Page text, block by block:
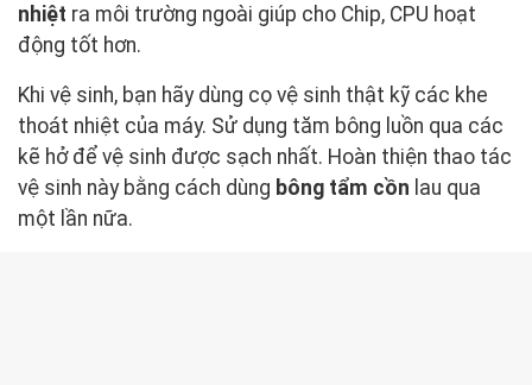
nhiệt ra môi trường ngoài giúp cho Chip, CPU hoạt
động tốt hơn.
Khi vệ sinh, bạn hãy dùng cọ vệ sinh thật kỹ các khe
thoát nhiệt của máy. Sử dụng tăm bông luồn qua các
kẽ hở để vệ sinh được sạch nhất. Hoàn thiện thao tác
vệ sinh này bằng cách dùng bông tẩm cồn lau qua
một lần nữa.